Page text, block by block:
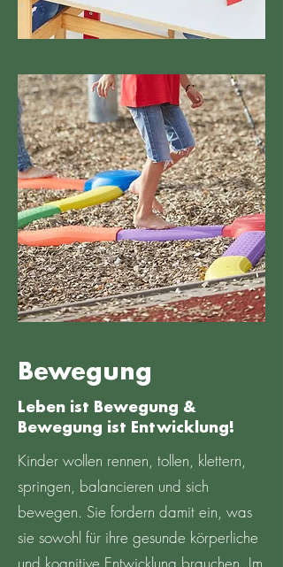
Bewegung
Leben ist Bewegung &
Bewegung ist Entwicklung!
Kinder wollen rennen, tollen, klettern,
springen, balancieren und sich
bewegen. Sie fordern damit ein, was
sie sowohl für ihre gesunde körperliche